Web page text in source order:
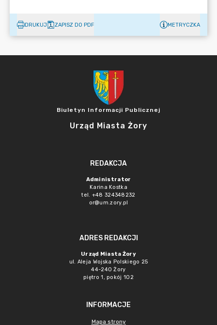
DRUKUJ ZAPISZ DO PDF METRYCZKA
Biuletyn Informacji Publicznej
Urząd Miasta Żory
REDAKCJA
Administrator
Karina Kostka
tel. +48 324348232
or@um.zory.pl
ADRES REDAKCJI
Urząd Miasta Żory
ul. Aleja Wojska Polskiego 25
44-240 Żory
piętro 1, pokój 102
INFORMACJE
Mapa strony